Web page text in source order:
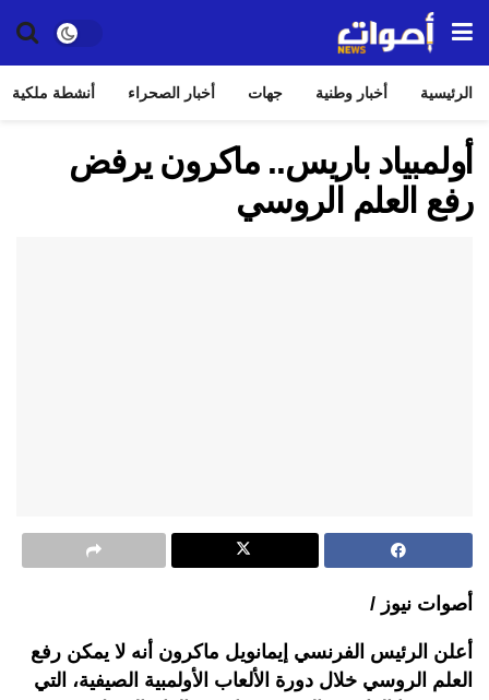
الرئيسية أخبار وطنية جهات أخبار الصحراء أنشطة ملكية
أولمبياد باريس.. ماكرون يرفض
رفع العلم الروسي
أصوات نيوز /
أعلن الرئيس الفرنسي إيمانويل ماكرون أنه لا يمكن رفع
العلم الروسي خلال دورة الألعاب الأولمبية الصيفية، التي